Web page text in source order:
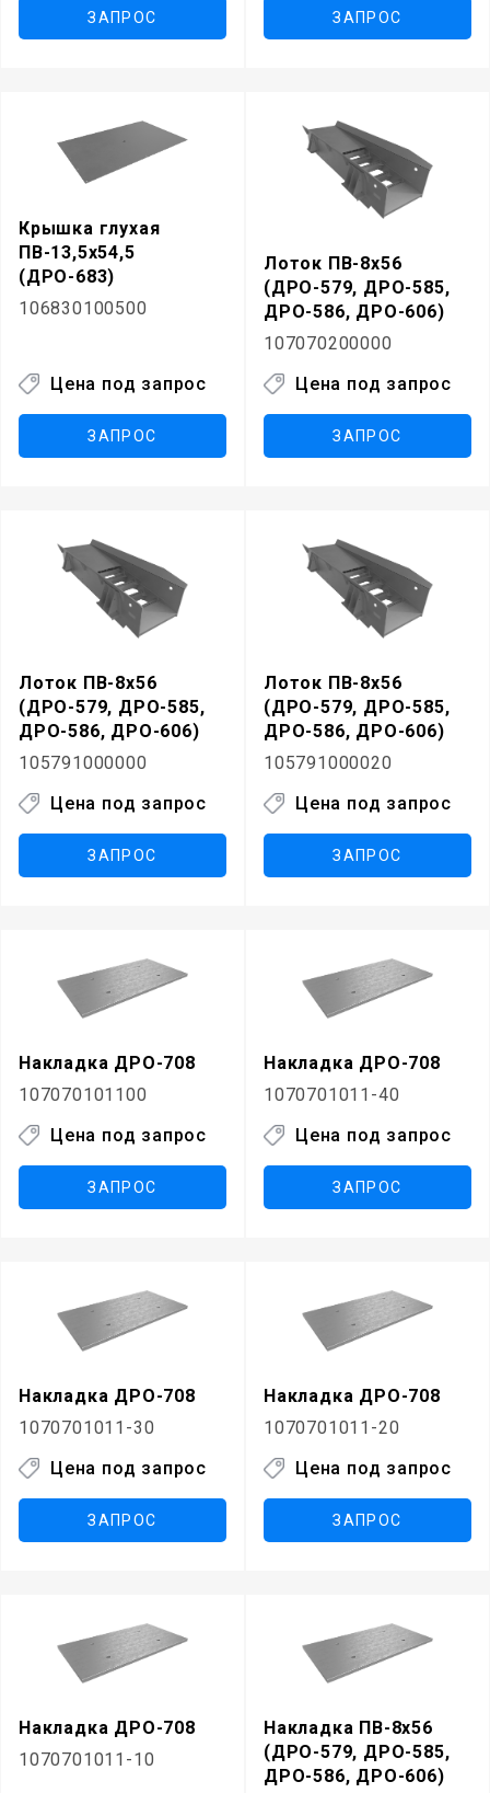
ЗАПРОС ЗАПРОС
Крышка глухая
ПВ-13,5х54,5
(ДРО-683)
106830100500
Цена под запрос
ЗАПРОС
Лоток ПВ-8х56
(ДРО-579, ДРО-585,
ДРО-586, ДРО-606)
107070200000
Цена под запрос
ЗАПРОС
Лоток ПВ-8х56
(ДРО-579, ДРО-585,
ДРО-586, ДРО-606)
105791000000
Цена под запрос
ЗАПРОС
Лоток ПВ-8х56
(ДРО-579, ДРО-585,
ДРО-586, ДРО-606)
105791000020
Цена под запрос
ЗАПРОС
Накладка ДРО-708
107070101100
Цена под запрос
ЗАПРОС
Накладка ДРО-708
1070701011-40
Цена под запрос
ЗАПРОС
Накладка ДРО-708
1070701011-30
Цена под запрос
ЗАПРОС
Накладка ДРО-708
1070701011-20
Цена под запрос
ЗАПРОС
Накладка ДРО-708
1070701011-10
Накладка ПВ-8х56
(ДРО-579, ДРО-585,
ДРО-586, ДРО-606)